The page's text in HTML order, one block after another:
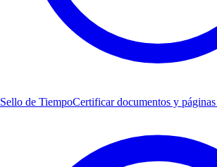
Sello de TiempoCertificar documentos y